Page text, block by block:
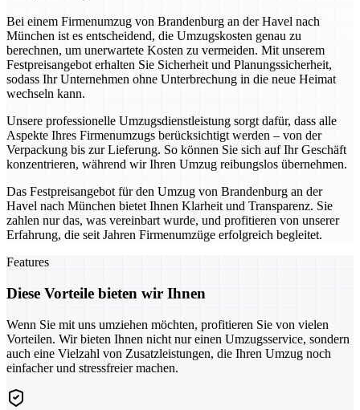
Bei einem Firmenumzug von Brandenburg an der Havel nach
München ist es entscheidend, die Umzugskosten genau zu
berechnen, um unerwartete Kosten zu vermeiden. Mit unserem
Festpreisangebot erhalten Sie Sicherheit und Planungssicherheit,
sodass Ihr Unternehmen ohne Unterbrechung in die neue Heimat
wechseln kann.
Unsere professionelle Umzugsdienstleistung sorgt dafür, dass alle
Aspekte Ihres Firmenumzugs berücksichtigt werden – von der
Verpackung bis zur Lieferung. So können Sie sich auf Ihr Geschäft
konzentrieren, während wir Ihren Umzug reibungslos übernehmen.
Das Festpreisangebot für den Umzug von Brandenburg an der
Havel nach München bietet Ihnen Klarheit und Transparenz. Sie
zahlen nur das, was vereinbart wurde, und profitieren von unserer
Erfahrung, die seit Jahren Firmenumzüge erfolgreich begleitet.
Features
Diese Vorteile bieten wir Ihnen
Wenn Sie mit uns umziehen möchten, profitieren Sie von vielen
Vorteilen. Wir bieten Ihnen nicht nur einen Umzugsservice, sondern
auch eine Vielzahl von Zusatzleistungen, die Ihren Umzug noch
einfacher und stressfreier machen.